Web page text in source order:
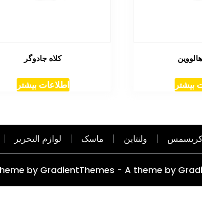
بیشتر
کلاه جادوگر
اطلاعات بیشتر
ولنتاین ماسک لوازم التحریر
by GradientThemes - A theme by